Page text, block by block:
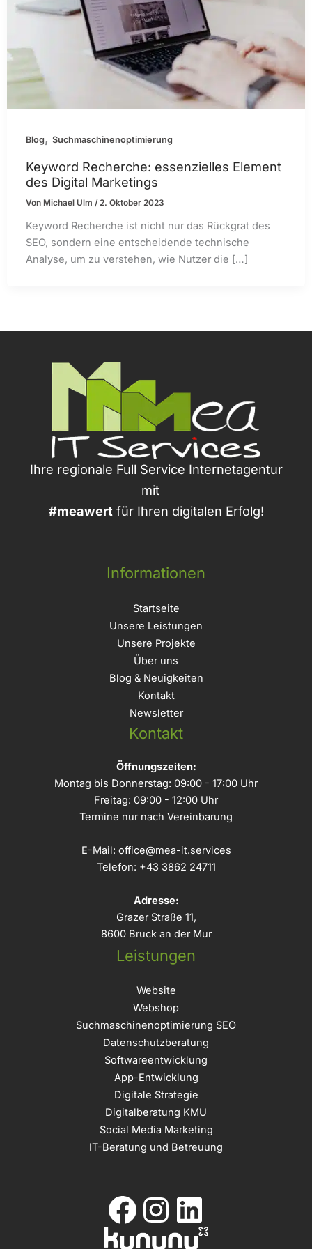
Blog,Suchmaschinenoptimierung
Keyword Recherche: essenzielles Element
des Digital Marketings
Von Michael Ulm/2. Oktober 2023
Keyword Recherche ist nicht nur das Rückgrat des
SEO, sondern eine entscheidende technische
Analyse, um zu verstehen, wie Nutzer die […]
Ihre regionale Full Service Internetagentur
mit
#meawert für Ihren digitalen Erfolg!
Informationen
Startseite
Unsere Leistungen
Unsere Projekte
Über uns
Blog & Neuigkeiten
Kontakt
Newsletter
Kontakt
Öffnungszeiten:
Montag bis Donnerstag: 09:00 - 17:00 Uhr
Freitag: 09:00 - 12:00 Uhr
Termine nur nach Vereinbarung
E-Mail: office@mea-it.services
Telefon: +43 3862 24711
Adresse:
Grazer Straße 11,
8600 Bruck an der Mur
Leistungen
Website
Webshop
Suchmaschinenoptimierung SEO
Datenschutzberatung
Softwareentwicklung
App-Entwicklung
Digitale Strategie
Digitalberatung KMU
Social Media Marketing
IT-Beratung und Betreuung
Facebook
Instagram
LinkedIn